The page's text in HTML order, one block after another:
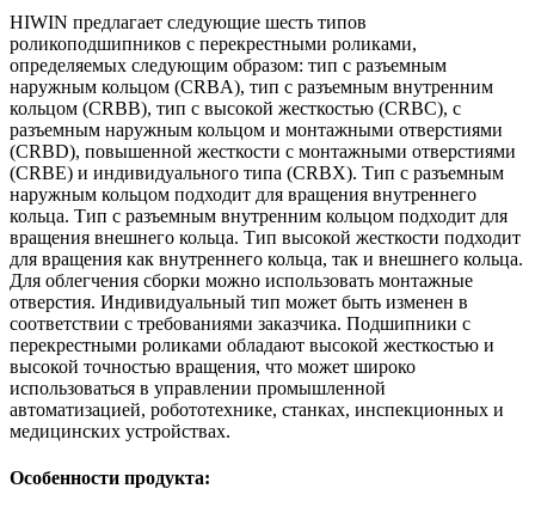
HIWIN предлагает следующие шесть типов
роликоподшипников с перекрестными роликами,
определяемых следующим образом: тип с разъемным
наружным кольцом (CRBA), тип с разъемным внутренним
кольцом (CRBB), тип с высокой жесткостью (CRBC), с
разъемным наружным кольцом и монтажными отверстиями
(CRBD), повышенной жесткости с монтажными отверстиями
(CRBE) и индивидуального типа (CRBX). Тип с разъемным
наружным кольцом подходит для вращения внутреннего
кольца. Тип с разъемным внутренним кольцом подходит для
вращения внешнего кольца. Тип высокой жесткости подходит
для вращения как внутреннего кольца, так и внешнего кольца.
Для облегчения сборки можно использовать монтажные
отверстия. Индивидуальный тип может быть изменен в
соответствии с требованиями заказчика. Подшипники с
перекрестными роликами обладают высокой жесткостью и
высокой точностью вращения, что может широко
использоваться в управлении промышленной
автоматизацией, робототехнике, станках, инспекционных и
медицинских устройствах.
Особенности продукта: